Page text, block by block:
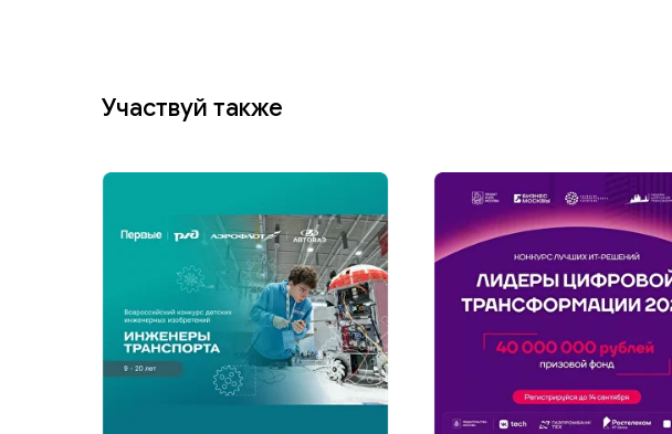
Участвуй также